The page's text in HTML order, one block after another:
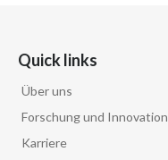
Quick links
Über uns
Forschung und Innovation
Karriere